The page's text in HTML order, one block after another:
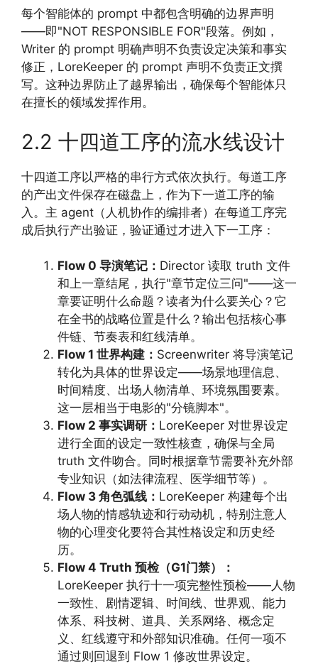
每个智能体的 prompt 中都包含明确的边界声明
——即"NOT RESPONSIBLE FOR"段落。例如，
Writer 的 prompt 明确声明不负责设定决策和事实
修正，LoreKeeper 的 prompt 声明不负责正文撰
写。这种边界防止了越界输出，确保每个智能体只
在擅长的领域发挥作用。
2.2 十四道工序的流水线设计
十四道工序以严格的串行方式依次执行。每道工序
的产出文件保存在磁盘上，作为下一道工序的输
入。主 agent（人机协作的编排者）在每道工序完
成后执行产出验证，验证通过才进入下一工序：
Flow 0 导演笔记： Director 读取 truth 文件
和上一章结尾，执行"章节定位三问"——这一
章要证明什么命题？读者为什么要关心？它
在全书的战略位置是什么？输出包括核心事
件链、节奏表和红线清单。
Flow 1 世界构建： Screenwriter 将导演笔记
转化为具体的世界设定——场景地理信息、
时间精度、出场人物清单、环境氛围要素。
这一层相当于电影的"分镜脚本"。
Flow 2 事实调研： LoreKeeper 对世界设定
进行全面的设定一致性核查，确保与全局
truth 文件吻合。同时根据章节需要补充外部
专业知识（如法律流程、医学细节等）。
Flow 3 角色弧线： LoreKeeper 构建每个出
场人物的情感轨迹和行动动机，特别注意人
物的心理变化要符合其性格设定和历史经
历。
Flow 4 Truth 预检（G1门禁）：
LoreKeeper 执行十一项完整性预检——人物
一致性、剧情逻辑、时间线、世界观、能力
体系、科技树、道具、关系网络、概念定
义、红线遵守和外部知识准确。任何一项不
通过则回退到 Flow 1 修改世界设定。